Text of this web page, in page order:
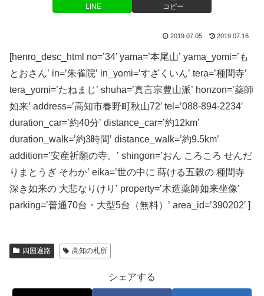
LINE コピー
2019.07.05 2019.07.16
[henro_desc_html no=’34’ yama=’本尾山’ yama_yomi=’も
とおさん’ in=’朱雀院’ in_yomi=’すざくいん’ tera=’種間寺’
tera_yomi=’たねまじ’ shuha=’真言宗豊山派’ honzon=’薬師
如来’ address=’高知市春野町秋山72′ tel=’088-894-2234′
duration_car=’約40分’ distance_car=’約12km’
duration_walk=’約3時間’ distance_walk=’約9.5km’
addition=’安産祈願の寺。’ shingon=’おん ころころ せんだ
りまとうぎ そわか’ eika=’世の中に 蒔ける五穀の 種間寺
深き如来の 大悲なりけり’ property=’木造薬師如来坐像’
parking=’普通70台・大型5台（無料）’ area_id=’390202′ ]
四国遍路 高知の札所
シェアする